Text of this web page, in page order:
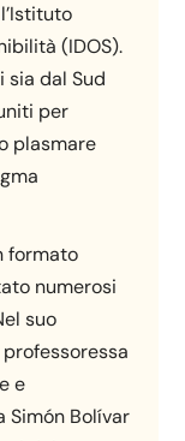
(IDOS).
sia dal Sud
per
plasmare
formato
numerosi
suo
e
Simón Bolívar